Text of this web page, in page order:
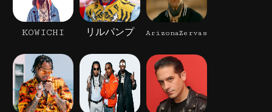
KOWICHI リルパンプ ArizonaZervas